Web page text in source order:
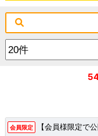
会員限定 【会員様限定で公